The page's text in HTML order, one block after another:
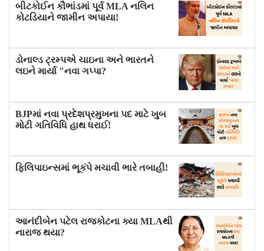
બીટકોઈન કૌભાંડમાં પૂર્વ MLA નલિન
કોટડિયાને જામીન અપાયા!
ડોનાલ્ડ ટ્રમ્પએ ચાઇના અને ભારતને
લઇને માર્યા "નવા ગપ્પા?
BJPમાં નવા પ્રદેશપ્રમુખના પદ માટે ખુબ
મોટી ગતિવિધિ હાથ ધરાઈ!
ફિલિપાઇન્સમાં ભૂકંપે મચાવી ભારે તબાહી!
આનંદીબેન પટેલ રાજકોટના ક્યા MLAથી
નારાજ થયા?